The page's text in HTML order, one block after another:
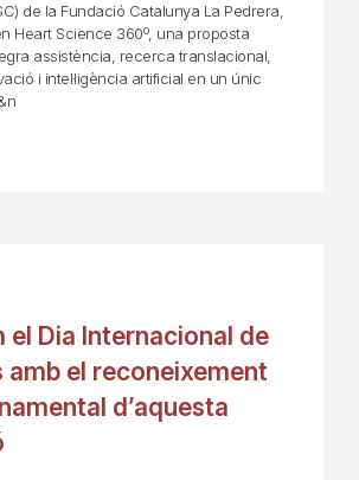
de la Fundació Catalunya La Pedrera,
Heart Science 360º, una proposta
assistència, recerca translacional,
i intel·ligència artificial en un únic
el Dia Internacional de
amb el reconeixement
d’aquesta